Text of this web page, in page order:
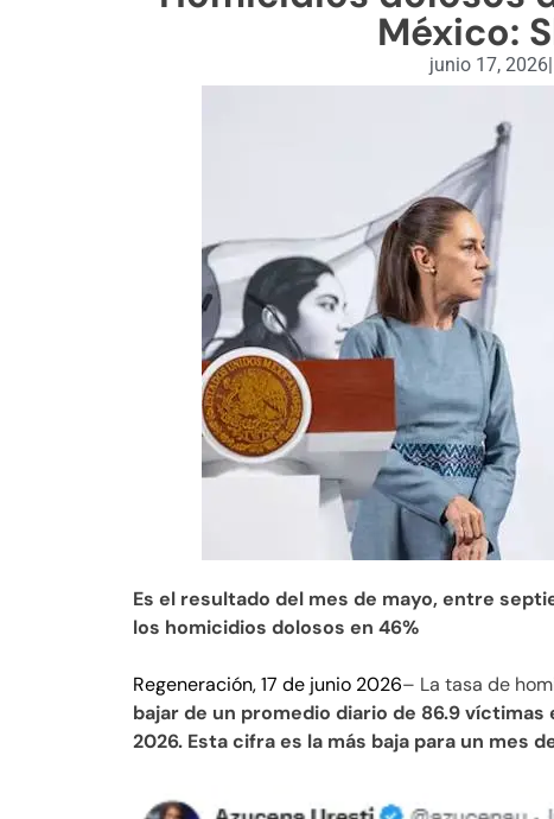
México:
junio 17, 2026|
Es el resultado del mes de mayo, entre
los homicidios dolosos en 46%
Regeneración, 17 de junio 2026– La tasa de
bajar de un promedio diario de 86.9
2026. Esta cifra es la más baja para un mes